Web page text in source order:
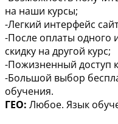
на наши курсы;
-Легкий интерфейс
-После оплаты одного
скидку на другой курс;
-Пожизненный доступ
-Большой выбор
обучения.
ГЕО: Любое. Язык